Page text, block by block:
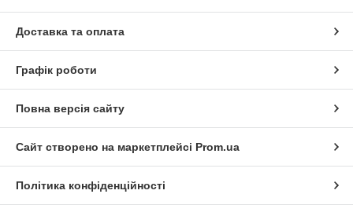
Доставка та оплата
Графік роботи
Повна версія сайту
Сайт створено на маркетплейсі Prom.ua
Політика конфіденційності